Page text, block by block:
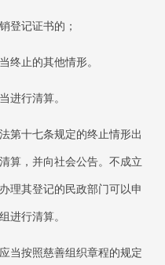
登记证书的；
终止的其他情形。
进行清算。
第十七条规定的终止情形出
算，并向社会公告。不成立
理其登记的民政部门可以申
进行清算。
当按照慈善组织章程的规定